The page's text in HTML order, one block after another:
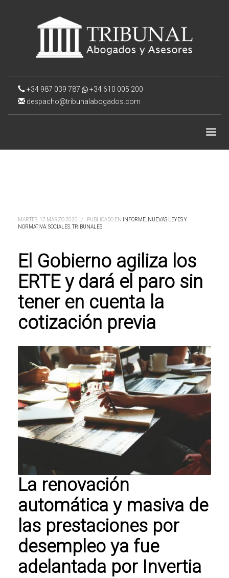
+34 987 039 787
+34 610 005 200
despacho@tribunalabogados.com
MARTES, 17 MARZO 2020 / PUBLICADO EN INFORME NUEVAS LEYES Y
NORMATIVA SOCIALES ,TRIBUNALES
El Gobierno agiliza los
ERTE y dará el paro sin
tener en cuenta la
cotización previa
La renovación
automática y masiva de
las prestaciones por
desempleo ya fue
adelantada por Invertia